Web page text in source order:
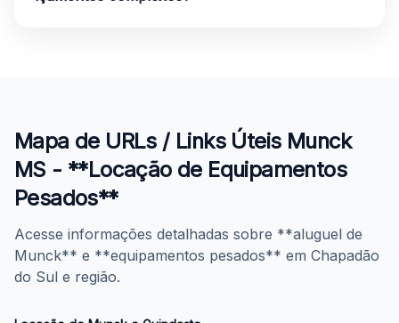
Mapa de URLs / Links Úteis Munck
MS - **Locação de Equipamentos
Pesados**
Acesse informações detalhadas sobre **aluguel de
Munck** e **equipamentos pesados** em Chapadão
do Sul e região.